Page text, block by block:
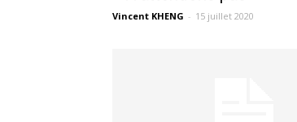
Vincent KHENG - 15 juillet 2020